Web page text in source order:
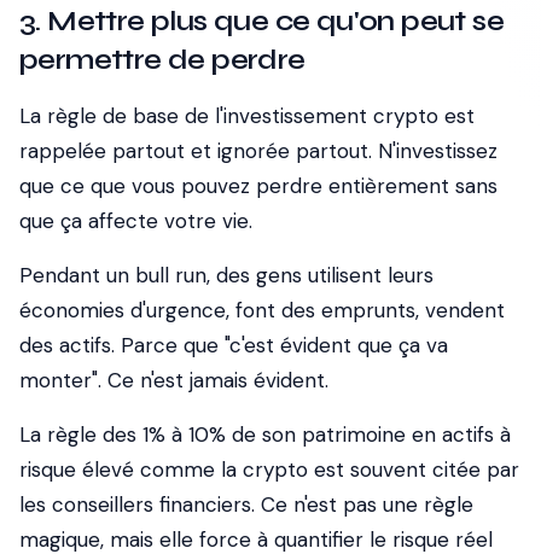
3. Mettre plus que ce qu'on peut se
permettre de perdre
La règle de base de l'investissement crypto est
rappelée partout et ignorée partout. N'investissez
que ce que vous pouvez perdre entièrement sans
que ça affecte votre vie.
Pendant un bull run, des gens utilisent leurs
économies d'urgence, font des emprunts, vendent
des actifs. Parce que "c'est évident que ça va
monter". Ce n'est jamais évident.
La règle des 1% à 10% de son patrimoine en actifs à
risque élevé comme la crypto est souvent citée par
les conseillers financiers. Ce n'est pas une règle
magique, mais elle force à quantifier le risque réel